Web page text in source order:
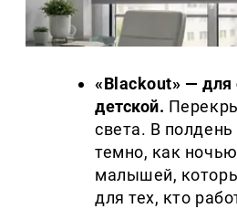
«Blackout» — для
детской.
света. В
темно, как
малышей,
для тех, кто